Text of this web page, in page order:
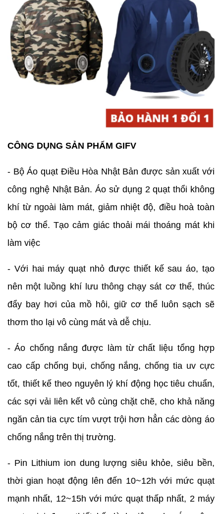
CÔNG DỤNG SẢN PHẨM GIFV
- Bộ Áo quạt Điều Hòa Nhật Bản được sản xuất với
công nghệ Nhật Bản.Áo sử dụng 2 quạt thổi không
khí từ ngoài làm mát, giảm nhiệt độ, điều hoà toàn
bộ cơ thể. Tạo cảm giác thoải mái thoáng mát khi
làm việc
- Với hai máy quạt nhỏ được thiết kế sau áo, tạo
nên một luồng khí lưu thông chạy sát cơ thể, thúc
đẩy bay hơi của mồ hôi, giữ cơ thể luôn sạch sẽ
thơm tho lại vô cùng mát và dễ chịu.
- Áo chống nắng được làm từ chất liệu tổng hợp
cao cấp chống bụi, chống nắng, chống tia uv cực
tốt, thiết kế theo nguyên lý khí động học tiêu chuẩn,
các sợi vải liên kết vô cùng chặt chẽ, cho khả năng
ngăn cản tia cực tím vượt trội hơn hẳn các dòng áo
chống nắng trên thị trường.
-️ Pin Lithium ion dung lượng siêu khỏe, siêu bền,
thời gian hoạt động lên đến 10~12h với mức quạt
mạnh nhất, 12~15h với mức quạt thấp nhất, ️2 máy